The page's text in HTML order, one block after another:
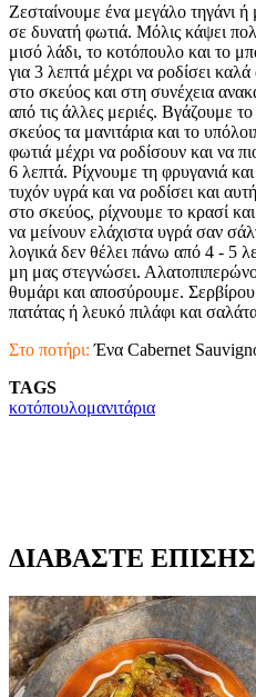
Ζεσταίνουμε ένα μεγάλο τηγάνι
σε δυνατή φωτιά. Μόλις κάψει
μισό λάδι, το κοτόπουλο και το
για 3 λεπτά μέχρι να ροδίσει
στο σκεύος και στη συνέχεια
από τις άλλες μεριές. Βγάζουμε
σκεύος τα μανιτάρια και το
φωτιά μέχρι να ροδίσουν και να
6 λεπτά. Ρίχνουμε τη φρυγανιά
τυχόν υγρά και να ροδίσει και
στο σκεύος, ρίχνουμε το κρασί
να μείνουν ελάχιστα υγρά σαν
λογικά δεν θέλει πάνω από 4 - 5
μη μας στεγνώσει.
θυμάρι και αποσύρουμε.
πατάτας ή λευκό πιλάφι και
Στο ποτήρι: Ένα Cabernet
TAGS
κοτόπουλομανιτάρια
ΔΙΑΒΑΣΤΕ ΕΠΙΣΗΣ